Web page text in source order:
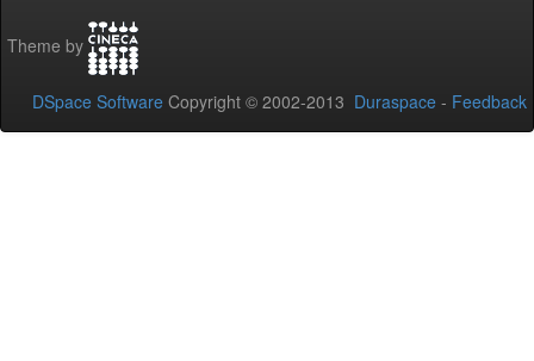
Theme by
DSpace Software Copyright © 2002-2013 Duraspace - Feedback